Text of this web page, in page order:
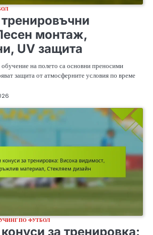
монтаж,
UV защита
на полето са основни преносими
защита от атмосферните условия по време
ПО ФУТБОЛ
за тренировка: